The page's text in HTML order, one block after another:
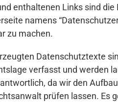
enthaltenen Links sind
namens
zu machen.
Datenschutztexte
verfasst und werden
da wir den
prüfen lassen. Es